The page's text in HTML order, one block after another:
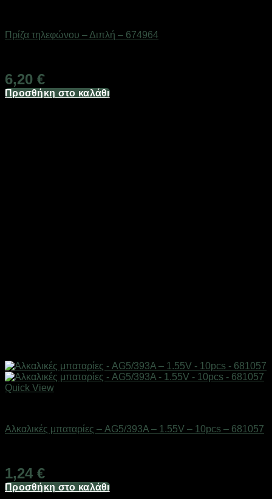
Πρίζα τηλεφώνου – Διπλή – 674964
6,20 €
Προσθήκη στο καλάθι
Quick View
Αλκαλικές μπαταρίες – AG5/393A – 1.55V – 10pcs – 681057
1,24 €
Προσθήκη στο καλάθι